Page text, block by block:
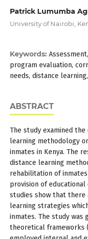
Patrick Lumumba
University of Nairobi,
Keywords:
program evaluation,
needs, distance
ABSTRACT
The study examined
learning methodology
inmates in Kenya. The
distance learning
rehabilitation of
provision of
studies show that there
learning strategies
inmates. The study
theoretical frameworks